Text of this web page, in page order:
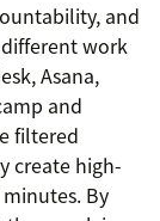
and
work
Asana,
and
filtered
create high-
By